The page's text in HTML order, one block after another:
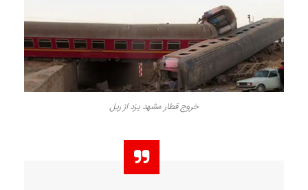
خروج قطار مشهد یزد از ریل